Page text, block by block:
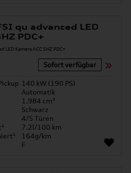
qu advanced LED
PDC+
Sofort verfügbar
140 kW (190 PS)
Automatik
1.984 cm³
Schwarz
4/5 Türen
7.2l/100 km
164g/km
F